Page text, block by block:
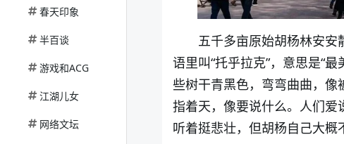
春天印象
半百谈
游戏和ACG
江湖儿女
网络文坛
五千多亩原始胡杨林安
语里叫“托乎拉克”，意思是“
些树干青黑色，弯弯曲曲，
指着天，像要说什么。人们
听着挺悲壮，但胡杨自己大概